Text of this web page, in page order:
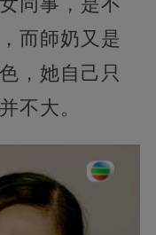
而師奶又是
，她自己只
不大。